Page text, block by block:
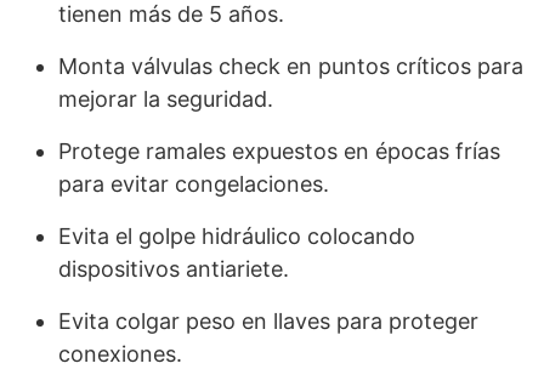
tienen más de 5 años.
Monta válvulas check en puntos críticos para
mejorar la seguridad.
Protege ramales expuestos en épocas frías
para evitar congelaciones.
Evita el golpe hidráulico colocando
dispositivos antiariete.
Evita colgar peso en llaves para proteger
conexiones.